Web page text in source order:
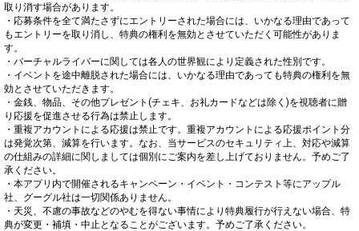
取り消す場合があります。
・応募条件を全て満たさずにエントリーされた場合には、いかなる理由であって
もエントリーを取り消し、特典の権利を無効とさせていただく可能性がありま
す。
・バーチャルライバーに関しては各人の世界観により定義された性別です。
・イベントを途中離脱された場合には、いかなる理由であっても特典の権利を無
効とさせていただきます。
・金銭、物品、その他プレゼント(チェキ、お礼カードなどは除く)を視聴者に贈
り応援を促進させる行為は禁止します。
・重複アカウントによる応援は禁止です。重複アカウントによる応援ポイント分
は発覚次第、減算を行います。なお、当サービスのセキュリティ上、対応や減算
の仕組みの詳細に関しましては個別にご案内を差し上げておりません。予めご了
承ください。
・本アプリ内で開催されるキャンペーン・イベント・コンテスト等にアップル
社、グーグル社は一切関係ありません。
・天災、不慮の事故などのやむを得ない事情により特典履行が行えない場合、特
典が変更・補填・中止となることがございます。予めご了承ください。